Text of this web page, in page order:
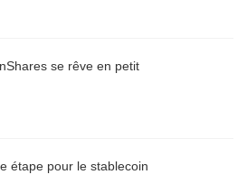
se rêve en petit
étape pour le stablecoin